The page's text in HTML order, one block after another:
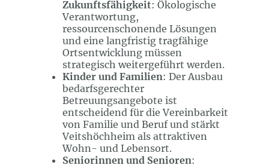
Zukunftsfähigkeit: Ökologische
Verantwortung,
ressourcenschonende Lösungen
und eine langfristig tragfähige
Ortsentwicklung müssen
strategisch weitergeführt werden.
Kinder und Familien: Der Ausbau
bedarfsgerechter
Betreuungsangebote ist
entscheidend für die Vereinbarkeit
von Familie und Beruf und stärkt
Veitshöchheim als attraktiven
Wohn- und Lebensort.
Seniorinnen und Senioren: